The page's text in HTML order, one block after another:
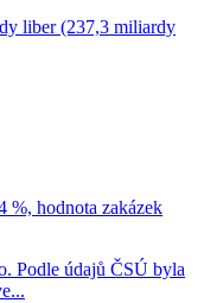
liber (237,3 miliardy
%, hodnota zakázek
Podle údajů ČSÚ byla